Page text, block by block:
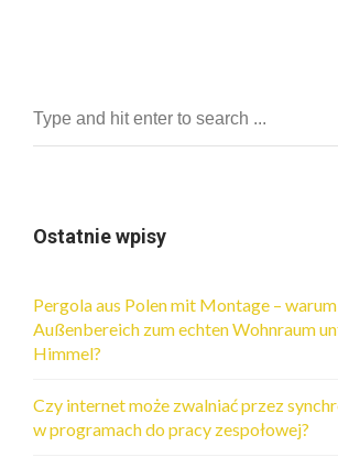
Ostatnie wpisy
Pergola aus Polen mit Montage –
Außenbereich zum echten Wohnraum
Himmel?
Czy internet może zwalniać przez
w programach do pracy zespołowej?